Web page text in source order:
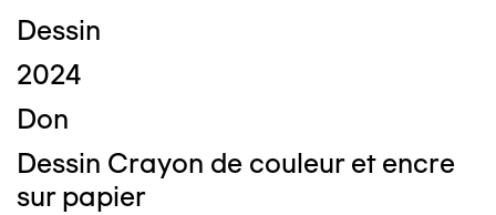
Dessin
2024
Don
Dessin Crayon de couleur et encre
sur papier